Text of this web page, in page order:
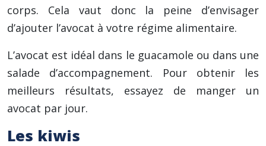
corps. Cela vaut donc la peine d’envisager
d’ajouter l’avocat à votre régime alimentaire.
L’avocat est idéal dans le guacamole ou dans une
salade d’accompagnement. Pour obtenir les
meilleurs résultats, essayez de manger un
avocat par jour.
Les kiwis